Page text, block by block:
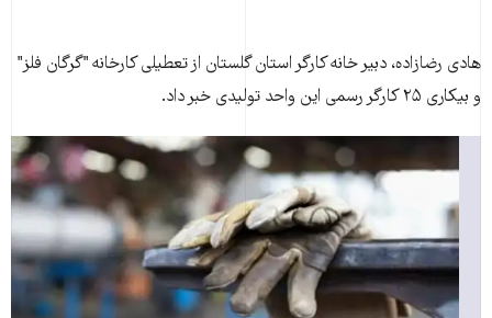
هادی رضازاده، دبير خانه کارگر استان گلستان از تعطيلی کارخانه "گرگان فلز"
و بيکاری ۲۵ کارگر رسمی اين واحد توليدی خبر داد.